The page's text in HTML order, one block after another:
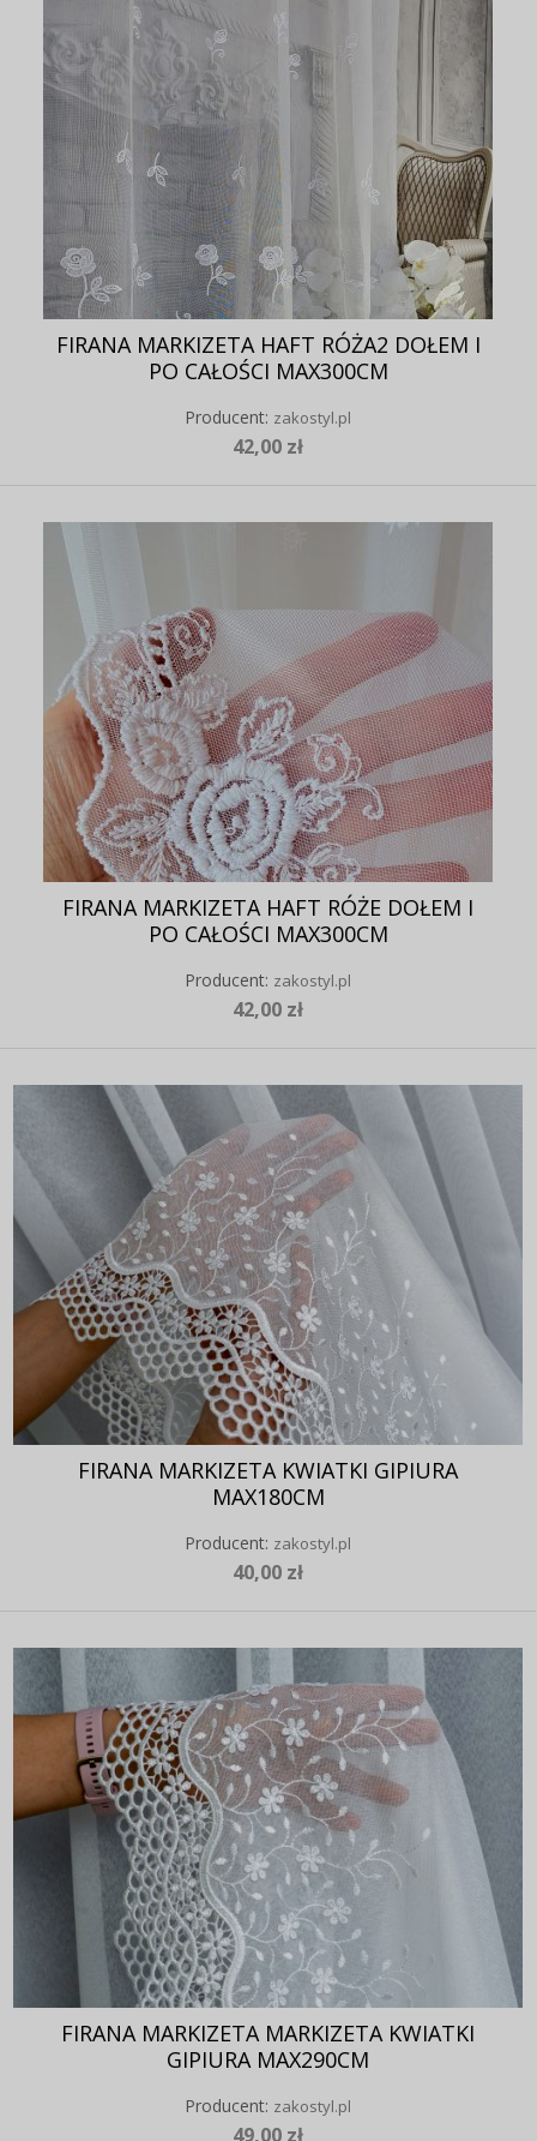
FIRANA MARKIZETA HAFT RÓŻA2 DOŁEM I
PO CAŁOŚCI MAX300CM
Producent: zakostyl.pl
42,00 zł
FIRANA MARKIZETA HAFT RÓŻE DOŁEM I
PO CAŁOŚCI MAX300CM
Producent: zakostyl.pl
42,00 zł
FIRANA MARKIZETA KWIATKI GIPIURA
MAX180CM
Producent: zakostyl.pl
40,00 zł
FIRANA MARKIZETA MARKIZETA KWIATKI
GIPIURA MAX290CM
Producent: zakostyl.pl
49,00 zł